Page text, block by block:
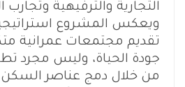
التجارية والترفيهية وتجارب
ويعكس المشروع
تقديم مجتمعات عمرانية
جودة الحياة، وليس مجرد
من خلال دمج عناصر السكن